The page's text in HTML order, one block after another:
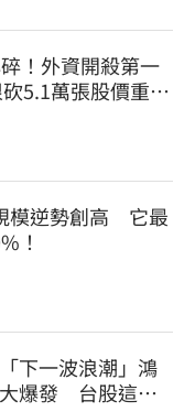
！外資開殺第一
5.1萬張股價重挫
模逆勢創高 它最
！
下一波浪潮」鴻
爆發 台股這族